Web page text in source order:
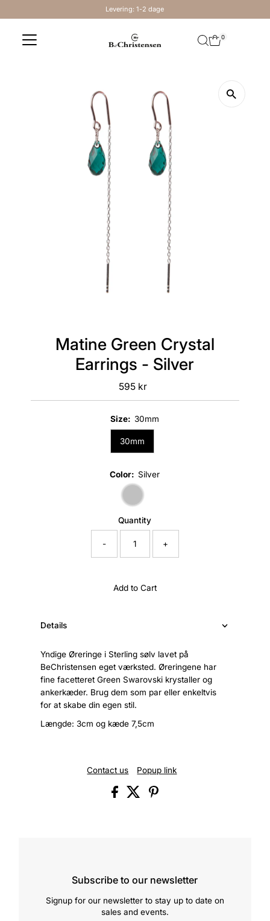
Levering: 1-2 dage
0
Matine Green Crystal
Earrings - Silver
Regular
Price
595 kr
Size: 30mm
30mm
Color: Silver
Quantity
- +
Add to Cart
Details
Yndige Øreringe i Sterling sølv lavet på
BeChristensen eget værksted. Øreringene har
fine facetteret Green Swarovski krystaller og
ankerkæder. Brug dem som par eller enkeltvis
for at skabe din egen stil.
Længde: 3cm og kæde 7,5cm
Contact us Popup link
Subscribe to our newsletter
Signup for our newsletter to stay up to date on
sales and events.